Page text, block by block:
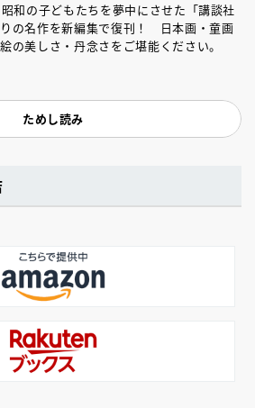
和の子どもたちを夢中にさせた「講談社
の名作を新編集で復刊！ 日本画・童画
の美しさ・丹念さをご堪能ください。
ためし読み